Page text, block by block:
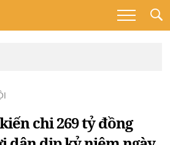
chi 269 tỷ đồng